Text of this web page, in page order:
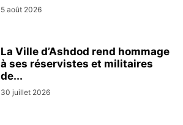
5 août 2026
La Ville d’Ashdod rend hommage
à ses réservistes et militaires
de...
30 juillet 2026